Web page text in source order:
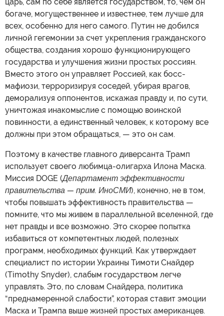
богаче, могущественнее и известнее, тем лучше для
всех, особенно для него самого. Путин не добился
личной гегемонии за счет укрепления гражданского
общества, создания хорошо функционирующего
государства и улучшения жизни простых россиян.
Вместо этого он управляет Россией, как босс-
мафиози, терроризируя соседей, убирая врагов,
деморализуя оппонентов, искажая правду и, по сути,
уничтожая инакомыслие с помощью воинской
повинности, а единственный человек, к которому все
должны при этом обращаться, — это он сам.
Поэтому в качестве главного диверсанта Трамп
использует своего любимца-олигарха Илона Маска.
Миссия DOGE (Департамент эффективности
правительства — прим. ИноСМИ), конечно, не в том,
чтобы повышать эффективность правительства —
помните, что мы живем в параллельной вселенной, где
нет правды и все возможно. Это скорее попытка
избавиться от компетентных людей, полезных
программ, необходимых функций. Как утверждает
специалист по истории Украины Тимоти Снайдер
(Timothy Snyder), слабым государством легче
управлять. Это, по словам Снайдера, политика
“преднамеренной слабости”, которая ставит эмоции
Маска и Трампа выше жизней простых американцев.